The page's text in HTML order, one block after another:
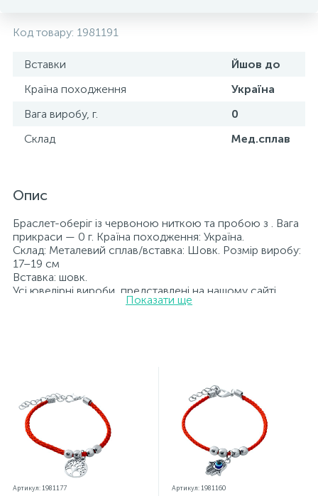
Код товару: 1981191
Вставки
Йшов до
Країна походження
Україна
Вага виробу, г.
0
Склад
Мед.сплав
Опис
Браслет-оберіг із червоною ниткою та пробою з . Вага
прикраси — 0 г. Країна походження: Україна.
Склад: Металевий сплав/вставка: Шовк. Розмір виробу:
17–19 см
Вставка: шовк.
Усі ювелірні вироби, представлені на нашому сайті,
пройшли внутрішній контроль якості, а також перевірку
Показати ще
Артикул: 1981177 Артикул: 1981160